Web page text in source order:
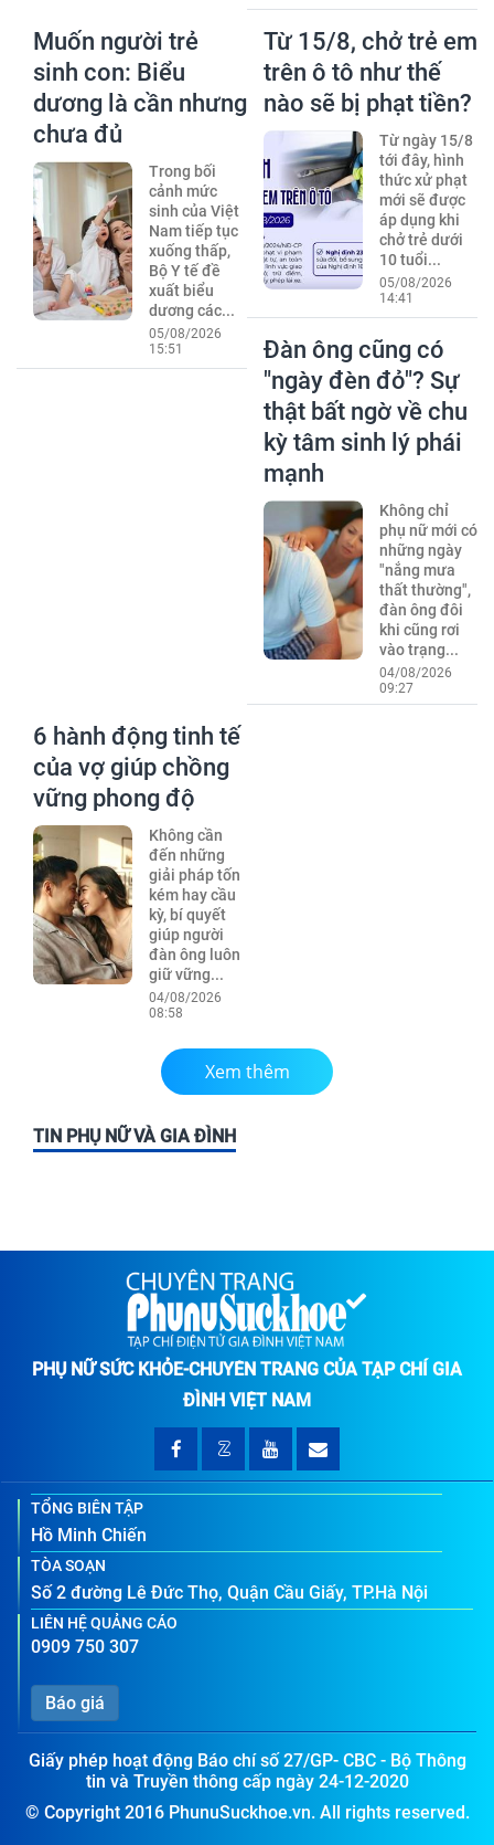
Muốn người trẻ
sinh con: Biểu
dương là cần nhưng
chưa đủ
Trong bối
cảnh mức
sinh của Việt
Nam tiếp tục
xuống thấp,
Bộ Y tế đề
xuất biểu
dương các...
05/08/2026
15:51
Từ 15/8, chở trẻ em
trên ô tô như thế
nào sẽ bị phạt tiền?
Từ ngày 15/8
tới đây, hình
thức xử phạt
mới sẽ được
áp dụng khi
chở trẻ dưới
10 tuổi...
05/08/2026
14:41
Đàn ông cũng có
"ngày đèn đỏ"? Sự
thật bất ngờ về chu
kỳ tâm sinh lý phái
mạnh
Không chỉ
phụ nữ mới có
những ngày
"nắng mưa
thất thường",
đàn ông đôi
khi cũng rơi
vào trạng...
04/08/2026
09:27
6 hành động tinh tế
của vợ giúp chồng
vững phong độ
Không cần
đến những
giải pháp tốn
kém hay cầu
kỳ, bí quyết
giúp người
đàn ông luôn
giữ vững...
04/08/2026
08:58
Xem thêm
TIN PHỤ NỮ VÀ GIA ĐÌNH
PHỤ NỮ SỨC KHỎE-CHUYÊN TRANG CỦA TẠP CHÍ GIA
ĐÌNH VIỆT NAM
TỔNG BIÊN TẬP
Hồ Minh Chiến
TÒA SOẠN
Số 2 đường Lê Đức Thọ, Quận Cầu Giấy, TP.Hà Nội
LIÊN HỆ QUẢNG CÁO
0909 750 307
Báo giá
Giấy phép hoạt động Báo chí số 27/GP- CBC - Bộ Thông
tin và Truyền thông cấp ngày 24-12-2020
© Copyright 2016 PhunuSuckhoe.vn. All rights reserved.